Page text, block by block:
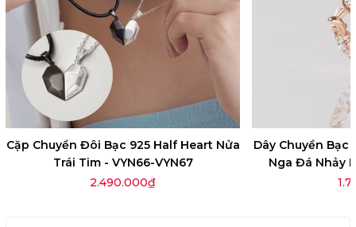
Cặp Chuyền Đôi Bạc 925 Half Heart Nửa
Trái Tim - VYN66-VYN67
2.490.000₫
Dây Chuyền
Nga Đá Nhảy